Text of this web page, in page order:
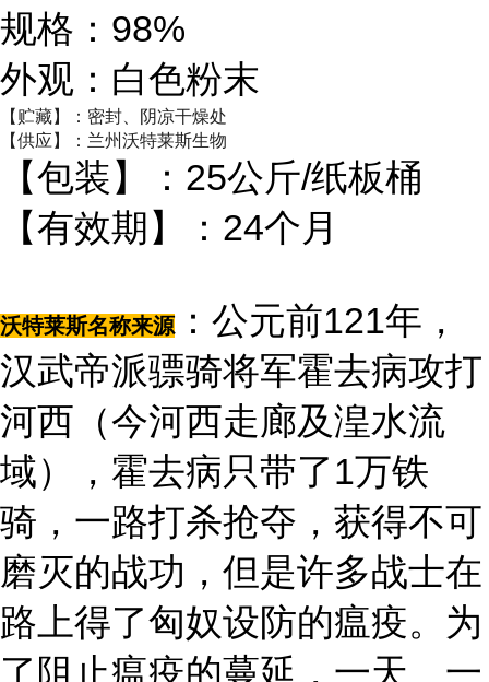
规格：98%
外观：白色粉末
【贮藏】：密封、阴凉干燥处
【供应】：兰州沃特莱斯生物
【包装】：25公斤/纸板桶
【有效期】：24个月
沃特莱斯名称来源
：公元前121年，
汉武帝派骠骑将军霍去病攻打
河西（今河西走廊及湟水流
域），霍去病只带了1万铁
骑，一路打杀抢夺，获得不可
磨灭的战功，但是许多战士在
路上得了匈奴设防的瘟疫。为
了阻止瘟疫的蔓延，一天、一